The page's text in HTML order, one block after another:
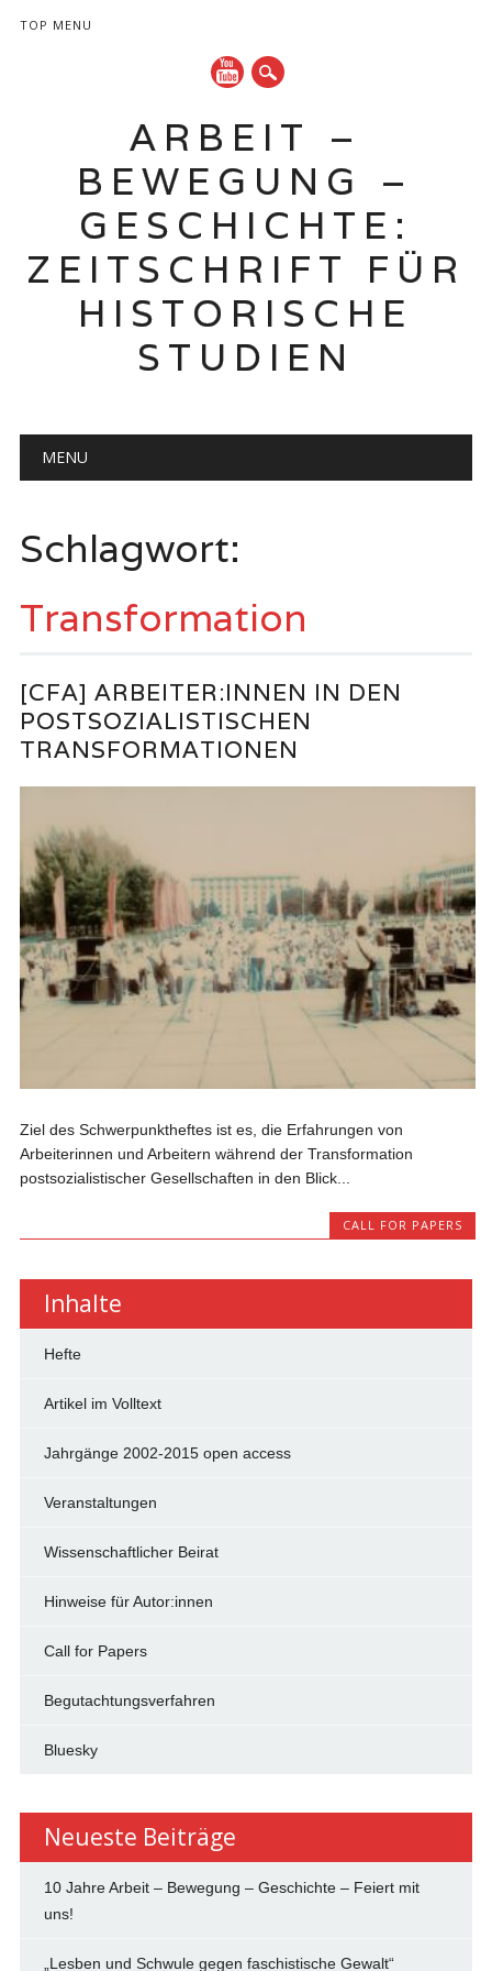
TOP MENU
ARBEIT –
BEWEGUNG –
GESCHICHTE:
ZEITSCHRIFT FÜR
HISTORISCHE
STUDIEN
Hauptmenü
MENU
Schlagwort:
Transformation
[CFA] ARBEITER:INNEN IN DEN
POSTSOZIALISTISCHEN
TRANSFORMATIONEN
Ziel des Schwerpunktheftes ist es, die Erfahrungen von
Arbeiterinnen und Arbeitern während der Transformation
postsozialistischer Gesellschaften in den Blick...
CALL FOR PAPERS
Inhalte
Hefte
Artikel im Volltext
Jahrgänge 2002-2015 open access
Veranstaltungen
Wissenschaftlicher Beirat
Hinweise für Autor:innen
Call for Papers
Begutachtungsverfahren
Bluesky
Neueste Beiträge
10 Jahre Arbeit – Bewegung – Geschichte – Feiert mit
uns!
„Lesben und Schwule gegen faschistische Gewalt“